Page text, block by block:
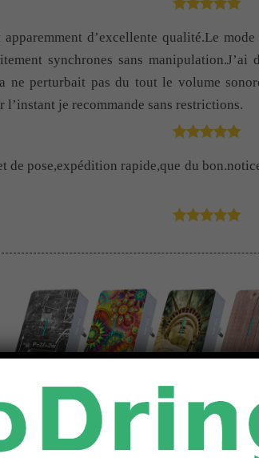
d’excellente qualité.Le mode
synchrones sans
ne perturbait pas du tout le volume
l’instant je recommande sans restrictions.
pose,expédition rapide,que du
pas possible,
Note5sur 5
du bouton.